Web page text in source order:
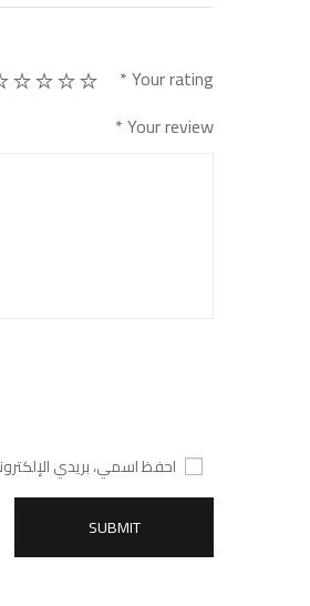
Your rating
*
Your review
*
احفظ اسمي، بريدي